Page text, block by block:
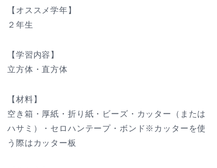
【オススメ学年】
２年生
【学習内容】
立方体・直方体
【材料】
空き箱・厚紙・折り紙・ビーズ・カッター（または
ハサミ）・セロハンテープ・ボンド※カッターを使
う際はカッター板